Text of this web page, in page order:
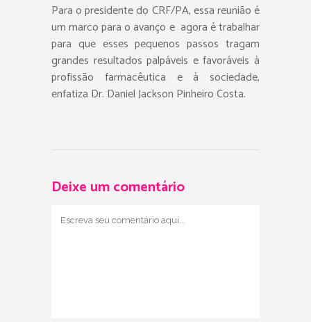
Para o presidente do CRF/PA, essa reunião é
um marco para o avanço e agora é trabalhar
para que esses pequenos passos tragam
grandes resultados palpáveis e favoráveis à
profissão farmacêutica e à sociedade,
enfatiza Dr. Daniel Jackson Pinheiro Costa.
Deixe um comentário